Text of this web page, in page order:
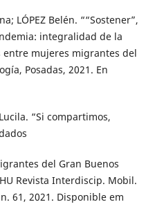
LÓPEZ Belén. ““Sostener”,
integralidad de la
mujeres migrantes del
Posadas, 2021. En
“Si compartimos,
del Gran Buenos
Revista Interdiscip. Mobil.
61, 2021. Disponible em